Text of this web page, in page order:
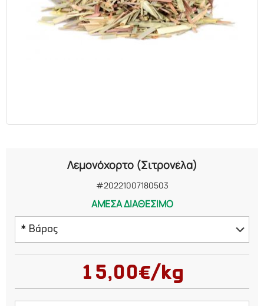
ΑΙΘΕΡΙΑ ΕΛΑΙΑ
Λεμονόχορτο (Σιτρονέλα)
#20221007180503
ΑΜΕΣΑ ΔΙΑΘΕΣΙΜΟ
* Βάρος
50 γραμμάρια
100 γραμμάρια15,00€/kg